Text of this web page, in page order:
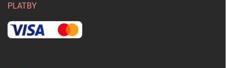
PLATBY